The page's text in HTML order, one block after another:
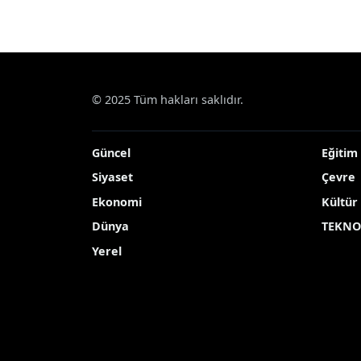
© 2025 Tüm hakları saklıdır.
Güncel
Siyaset
Ekonomi
Dünya
Yerel
Eğitim
Çevre
Kültür